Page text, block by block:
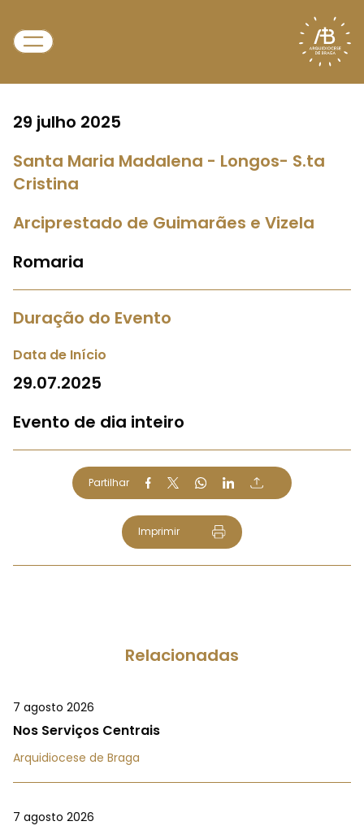
29 julho 2025
Santa Maria Madalena - Longos- S.ta
Cristina
Arciprestado de Guimarães e Vizela
Romaria
Duração do Evento
Data de Início
29.07.2025
Evento de dia inteiro
Partilhar
Imprimir
Relacionadas
7 agosto 2026
Nos Serviços Centrais
Arquidiocese de Braga
7 agosto 2026